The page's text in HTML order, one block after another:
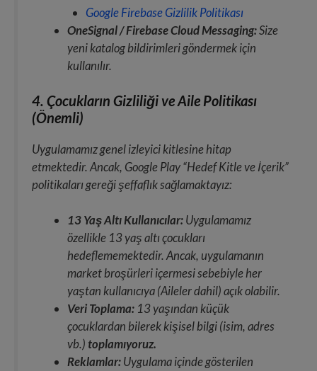
Google Firebase Gizlilik Politikası
OneSignal / Firebase Cloud Messaging:Size
yeni katalog bildirimleri göndermek için
kullanılır.
4. Çocukların Gizliliği ve Aile Politikası
(Önemli)
Uygulamamız genel izleyici kitlesine hitap
etmektedir. Ancak, Google Play “Hedef Kitle ve İçerik”
politikaları gereği şeffaflık sağlamaktayız:
13 Yaş Altı Kullanıcılar:Uygulamamız
özellikle 13 yaş altı çocukları
hedeflememektedir. Ancak, uygulamanın
market broşürleri içermesi sebebiyle her
yaştan kullanıcıya (Aileler dahil) açık olabilir.
Veri Toplama: 13 yaşından küçük
çocuklardan bilerek kişisel bilgi (isim, adres
vb.) toplamıyoruz.
Reklamlar:Uygulama içinde gösterilen